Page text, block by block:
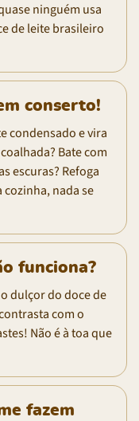
ninguém usa
de leite brasileiro
conserto!
condensado e vira
Bate com
escuras? Refoga
cozinha, nada se
funciona?
dulçor do doce de
com o
Não é à toa que
fazem